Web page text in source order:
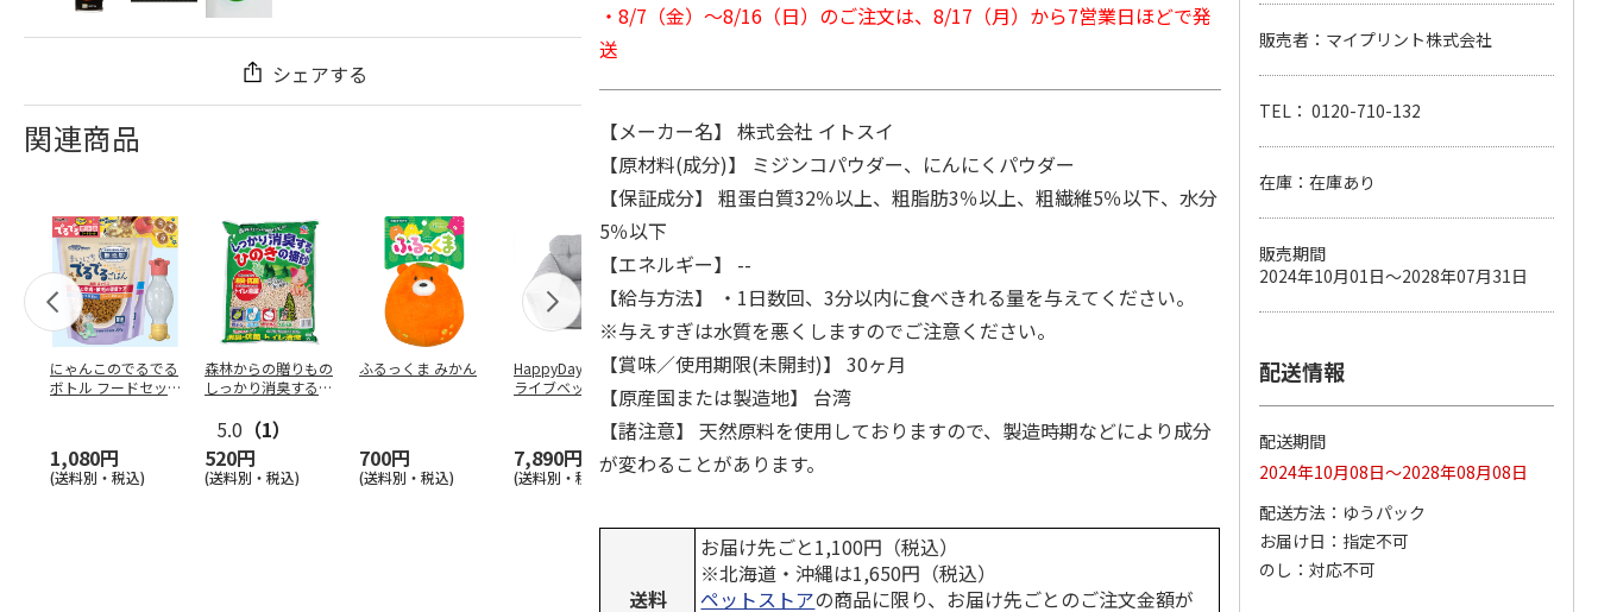
シェアする
関連商品
にゃんこのでるでる
ボトル フードセッ
1,080円
(送料別・税込)
森林からの贈りもの
しっかり消臭するひ
5.0 （1）
520円
(送料別・税込)
ふるっくま みかん
700円
(送料別・税込)
HappyDays 2wayド
ライブベッド グレ
7,890円
(送料別・税込)
獣医師開発 ニオイ
をとる砂専用 猫ト
イレ ナチュラルグ
レー
1,550円
(送料別・税込)
デオトイレ 飛び散
らない消臭・抗菌サ
ンド 4L
…
おに…
ペット線香 虹のか
なた フルーティフ
ローラルの香り
590円
(送料別・税込)
100円
(送料別・税込)
・8/7（金）～8/16（日）のご注文は、8/17（月）から7営業日ほどで発
送
【メーカー名】 株式会社 イトスイ
【原材料(成分)】 ミジンコパウダー、にんにくパウダー
【保証成分】 粗蛋白質32％以上、粗脂肪3％以上、粗繊維5％以下、水分
5％以下
【エネルギー】 --
【給与方法】 ・1日数回、3分以内に食べきれる量を与えてください。
※与えすぎは水質を悪くしますのでご注意ください。
【賞味／使用期限(未開封)】 30ヶ月
【原産国または製造地】 台湾
【諸注意】 天然原料を使用しておりますので、製造時期などにより成分
が変わることがあります。
送料
お届け先ごと1,100円（税込）
※北海道・沖縄は1,650円（税込）
ペットストアの商品に限り、お届け先ごとのご注文金額が
販売者：マイプリント株式会社
TEL： 0120-710-132
在庫：在庫あり
販売期間
2024年10月01日～2028年07月31日
配送情報
配送期間
2024年10月08日～2028年08月08日
配送方法
ゆうパック
お届け日
指定不可
のし
対応不可